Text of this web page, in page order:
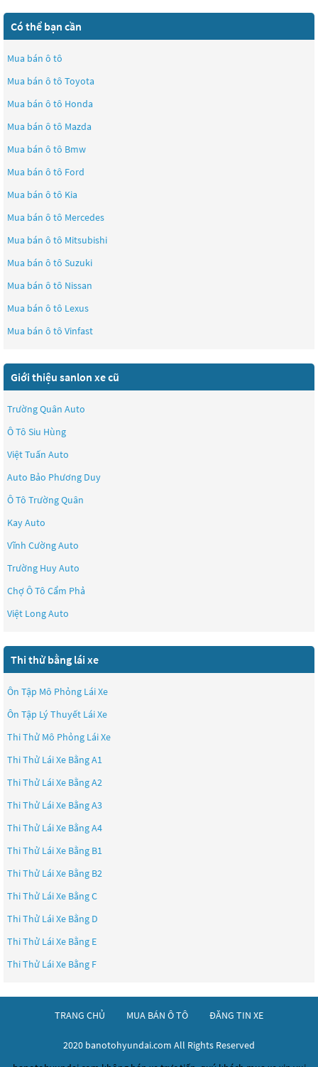
Có thể bạn cần
Mua bán ô tô
Mua bán ô tô Toyota
Mua bán ô tô Honda
Mua bán ô tô Mazda
Mua bán ô tô Bmw
Mua bán ô tô Ford
Mua bán ô tô Kia
Mua bán ô tô Mercedes
Mua bán ô tô Mitsubishi
Mua bán ô tô Suzuki
Mua bán ô tô Nissan
Mua bán ô tô Lexus
Mua bán ô tô Vinfast
Giới thiệu sanlon xe cũ
Trường Quân Auto
Ô Tô Siu Hùng
Việt Tuấn Auto
Auto Bảo Phương Duy
Ô Tô Trường Quân
Kay Auto
Vĩnh Cường Auto
Trường Huy Auto
Chợ Ô Tô Cẩm Phả
Việt Long Auto
Thi thử bằng lái xe
Ôn Tập Mô Phỏng Lái Xe
Ôn Tập Lý Thuyết Lái Xe
Thi Thử Mô Phỏng Lái Xe
Thi Thử Lái Xe Bằng A1
Thi Thử Lái Xe Bằng A2
Thi Thử Lái Xe Bằng A3
Thi Thử Lái Xe Bằng A4
Thi Thử Lái Xe Bằng B1
Thi Thử Lái Xe Bằng B2
Thi Thử Lái Xe Bằng C
Thi Thử Lái Xe Bằng D
Thi Thử Lái Xe Bằng E
Thi Thử Lái Xe Bằng F
TRANG CHỦ MUA BÁN Ô TÔ ĐĂNG TIN XE
2020 banotohyundai.com All Rights Reserved